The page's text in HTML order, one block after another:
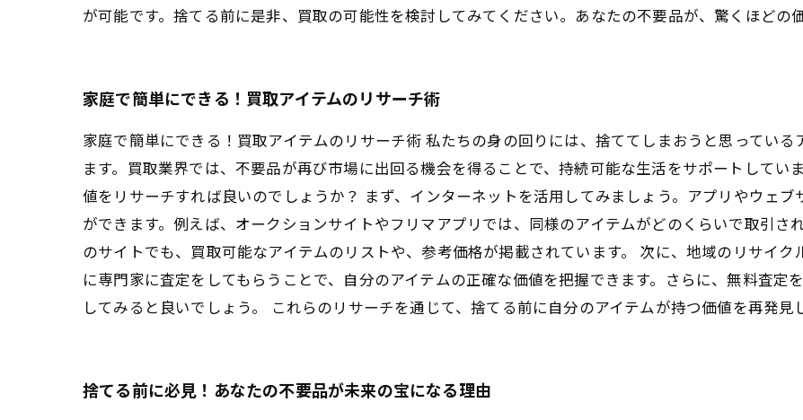
が可能です。捨てる前に是非、買取の可能性を検討してみてください。あなたの不要品が、驚くほどの
家庭で簡単にできる！買取アイテムのリサーチ術
家庭で簡単にできる！買取アイテムのリサーチ術 私たちの身の回りには、捨ててしまおうと思ってい
ます。買取業界では、不要品が再び市場に出回る機会を得ることで、持続可能な生活をサポートしてい
値をリサーチすれば良いのでしょうか？ まず、インターネットを活用してみましょう。アプリやウェ
ができます。例えば、オークションサイトやフリマアプリでは、同様のアイテムがどのくらいで取引さ
のサイトでも、買取可能なアイテムのリストや、参考価格が掲載されています。 次に、地域のリサイ
に専門家に査定をしてもらうことで、自分のアイテムの正確な価値を把握できます。さらに、無料査定
してみると良いでしょう。 これらのリサーチを通じて、捨てる前に自分のアイテムが持つ価値を再発見
捨てる前に必見！あなたの不要品が未来の宝になる理由